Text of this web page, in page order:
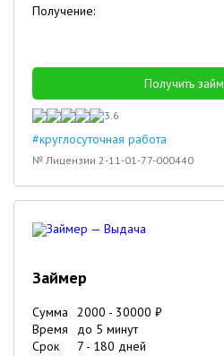
Получение:
Получить займ
3.6
#круглосуточная работа
№ Лицензии 2-11-01-77-000440
Займер
Сумма 2000 - 30000 ₽
Время
до 5 минут
Срок
7 - 180 дней